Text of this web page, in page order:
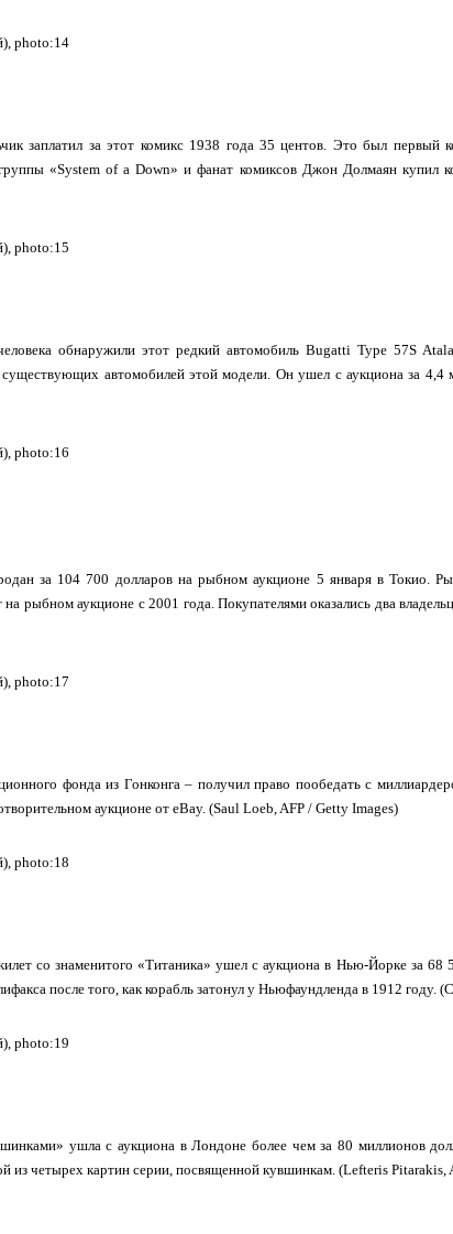
заплатил за этот комикс 1938 года 35 центов. Это был первый
«System of a Down» и фанат комиксов Джон Долмаян купил
обнаружили этот редкий автомобиль Bugatti Type 57S
автомобилей этой модели. Он ушел с аукциона за 4,4
за 104 700 долларов на рыбном аукционе 5 января в Токио.
рыбном аукционе с 2001 года. Покупателями оказались два
фонда из Гонконга – получил право пообедать с
аукционе от eBay. (Saul Loeb, AFP / Getty Images)
со знаменитого «Титаника» ушел с аукциона в Нью-Йорке за
после того, как корабль затонул у Ньюфаундленда в 1912 году.
ушла с аукциона в Лондоне более чем за 80 миллионов
из четырех картин серии, посвященной кувшинкам. (Lefteris Pitarakis,